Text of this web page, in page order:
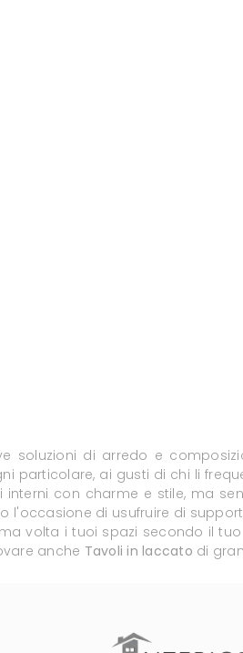
soluzioni di arredo e
particolare, ai gusti di chi li
con charme e stile, ma
l'occasione di usufruire di
volta i tuoi spazi secondo il
anche Tavoli in laccato di